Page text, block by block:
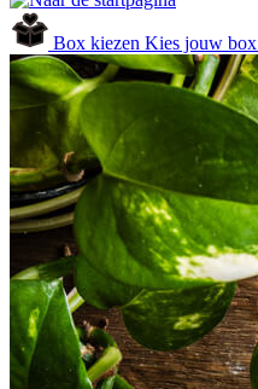
Box kiezen Kies jouw box